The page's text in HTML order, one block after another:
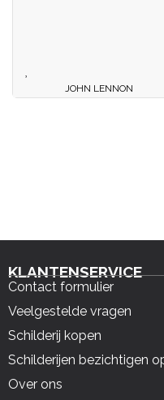
JOHN LENNON
KLANTENSERVICE
Contact formulier
Veelgestelde vragen
Schilderij kopen
Schilderijen bezichtigen
Over ons